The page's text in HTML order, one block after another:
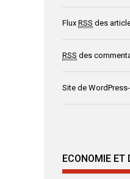
Flux RSS des
RSS des
Site de
ECONOMIE ET